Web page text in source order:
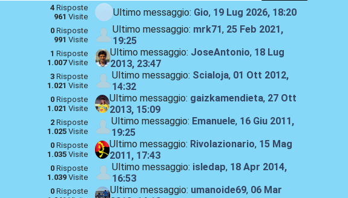
4Risposte
961 Visite Ultimo messaggio: Gio, 19 Lug 2026, 18:20
0Risposte
991 Visite
Ultimo messaggio: mrk71, 25 Feb 2021,
19:25
1 Risposte
1.007Visite
Ultimo messaggio: JoseAntonio, 18 Lug
2013, 23:47
3Risposte
1.021 Visite
Ultimo messaggio: Scialoja, 01 Ott 2012,
14:32
0Risposte
1.021 Visite
Ultimo messaggio: gaizkamendieta, 27 Ott
2013, 15:09
2Risposte
1.025Visite
Ultimo messaggio: Emanuele, 16 Giu 2011,
19:25
0Risposte
1.035Visite
Ultimo messaggio: Rivolazionario, 15 Mag
2011, 17:43
0Risposte
1.039Visite
Ultimo messaggio: isledap, 18 Apr 2014,
16:53
0Risposte
Ultimo messaggio: umanoide69, 06 Mar